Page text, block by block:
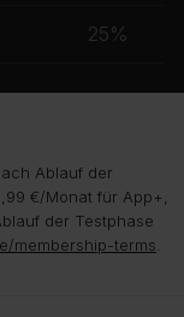
25%
Ablauf der
€/Monat für App+,
der Testphase
membership-terms